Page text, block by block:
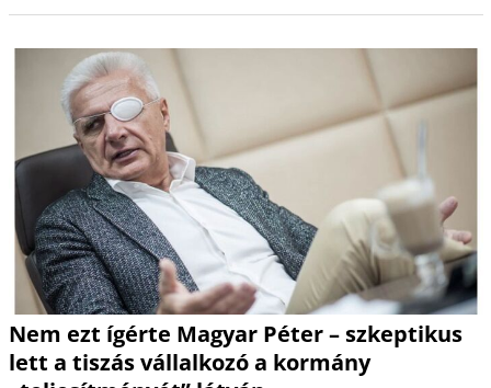
Nem ezt ígérte Magyar Péter – szkeptikus
lett a tiszás vállalkozó a kormány